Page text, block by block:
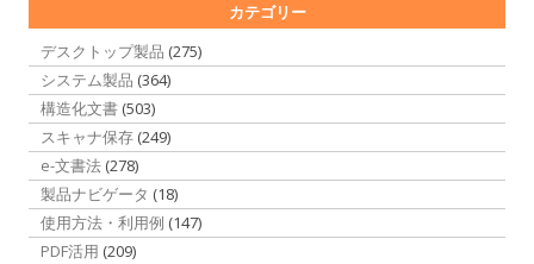
カテゴリー
デスクトップ製品 (275)
システム製品 (364)
構造化文書 (503)
スキャナ保存 (249)
e-文書法 (278)
製品ナビゲータ (18)
使用方法・利用例 (147)
PDF活用 (209)